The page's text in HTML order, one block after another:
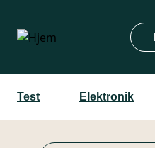
hovedindhold
Test Elektronik